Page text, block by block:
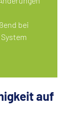
bei
auf